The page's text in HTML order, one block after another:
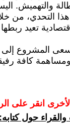
والتهميش.
التحدي، من
تعيد ربطها
المشروع إلى
كافة
انقر على
حول